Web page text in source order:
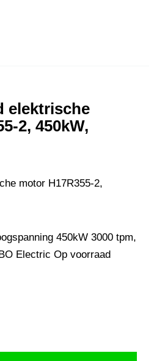
elektrische
2, 450kW,
motor H17R355-2,